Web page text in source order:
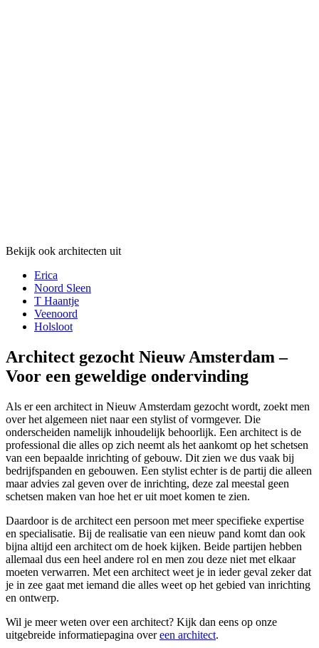
Bekijk ook architecten uit
Erica
Noord Sleen
T Haantje
Veenoord
Holsloot
Architect gezocht Nieuw Amsterdam –
Voor een geweldige ondervinding
Als er een architect in Nieuw Amsterdam gezocht wordt, zoekt men
over het algemeen niet naar een stylist of vormgever. Die
onderscheiden namelijk inhoudelijk behoorlijk. Een architect is de
professional die alles op zich neemt als het aankomt op het schetsen
van een bepaalde inrichting of gebouw. Dit zien we dus vaak bij
bedrijfspanden en gebouwen. Een stylist echter is de partij die alleen
maar advies zal geven over de inrichting, deze zal meestal geen
schetsen maken van hoe het er uit moet komen te zien.
Daardoor is de architect een persoon met meer specifieke expertise
en specialisatie. Bij de realisatie van een nieuw pand komt dan ook
bijna altijd een architect om de hoek kijken. Beide partijen hebben
allemaal dus een heel andere rol en men zou deze niet met elkaar
moeten verwarren. Met een architect weet je in ieder geval zeker dat
je in zee gaat met iemand die alles weet op het gebied van inrichting
en ontwerp.
Wil je meer weten over een architect? Kijk dan eens op onze
uitgebreide informatiepagina overeen architect.